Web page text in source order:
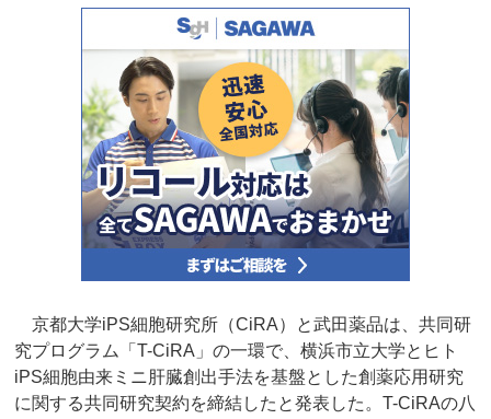
京都大学iPS細胞研究所（CiRA）と武田薬品は、共同研
究プログラム「T-CiRA」の一環で、横浜市立大学とヒト
iPS細胞由来ミニ肝臓創出手法を基盤とした創薬応用研究
に関する共同研究契約を締結したと発表した。T-CiRAの八